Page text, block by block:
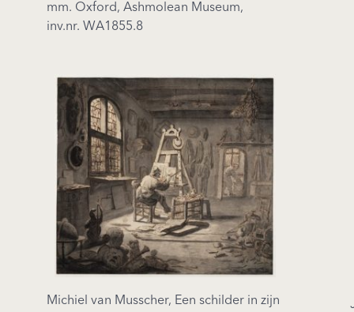
mm. Oxford, Ashmolean Museum,
inv.nr. WA1855.8
Michiel van Musscher, Een schilder in zijn